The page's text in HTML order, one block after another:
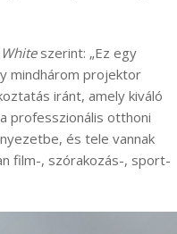
szerint: „Ez egy
mindhárom projektor
iránt, amely kiváló
professzionális otthoni
és tele vannak
film-, szórakozás-, sport-